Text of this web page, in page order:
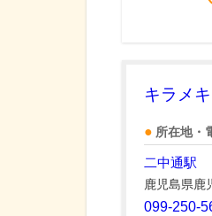
キラメ
所在地・
二中通駅
鹿児島県鹿
099-250-